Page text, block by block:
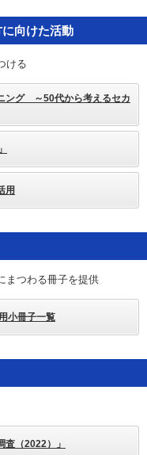
向けた活動
ける
ング ～50代から考えるセカ
用
まつわる冊子を提供
小冊子一覧
（2022）」